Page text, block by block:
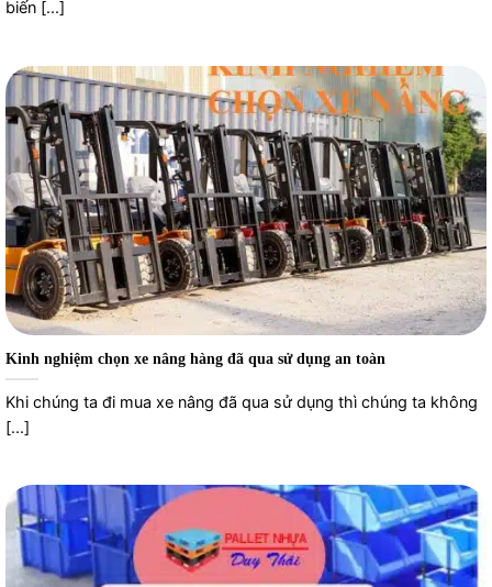
biến [...]
Kinh nghiệm chọn xe nâng hàng đã qua sử dụng an toàn
Khi chúng ta đi mua xe nâng đã qua sử dụng thì chúng ta không
[...]